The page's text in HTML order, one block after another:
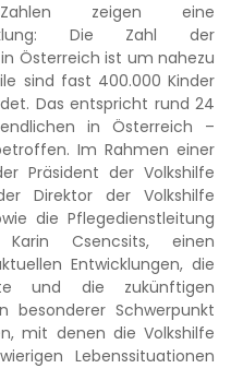
Zahlen zeigen eine
Die Zahl der
Österreich ist um nahezu
sind fast 400.000 Kinder
Das entspricht rund 24
in Österreich –
Im Rahmen einer
Präsident der Volkshilfe
Direktor der Volkshilfe
die Pflegedienstleitung
Csencsits, einen
Entwicklungen, die
und die zukünftigen
besonderer Schwerpunkt
mit denen die Volkshilfe
Lebenssituationen